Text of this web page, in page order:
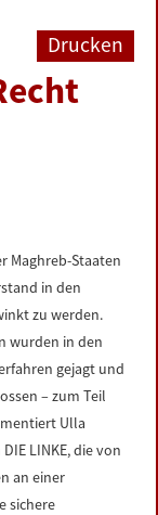
Drucken
Maghreb-Staaten
in den
zu werden.
wurden in den
gejagt und
– zum Teil
Ulla
LINKE, die von
an einer
sichere